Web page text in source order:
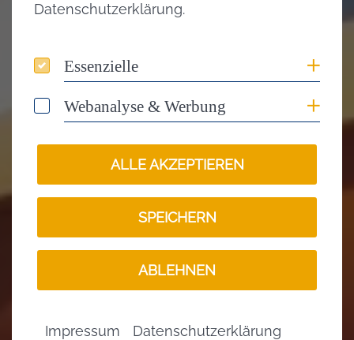
Datenschutzerklärung.
Essenzielle
Essenzielle
Webanalyse & Werbung
Webanalyse & Werbung
ALLE AKZEPTIEREN
SPEICHERN
ABLEHNEN
Impressum
Datenschutzerklärung